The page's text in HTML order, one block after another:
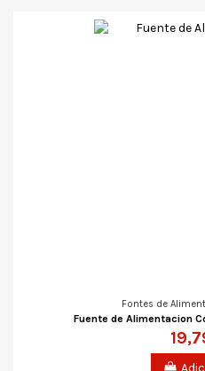
Fontes de
Fuente de Alimentacion